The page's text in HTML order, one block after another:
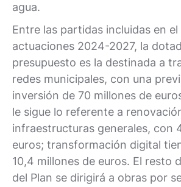
agua.
Entre las partidas incluidas en el
actuaciones 2024-2027, la
presupuesto es la destinada a
redes municipales, con una
inversión de 70 millones de
le sigue lo referente a
infraestructuras generales, con
euros; transformación digital
10,4 millones de euros. El resto
del Plan se dirigirá a obras por